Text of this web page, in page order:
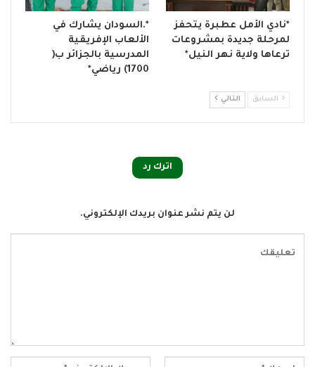
*نادي الأمل عطبرة يتحفز
لمرحلة جديدة بمشروعات
ترعاها ولاية نهر النيل*
*.السودان يشارك في
الألعاب الإفريقية
المدرسية بالجزائر ب(
1700) رياضي*
السابق التالي
اترك رد
لن يتم نشر عنوان بريدك الإلكتروني.